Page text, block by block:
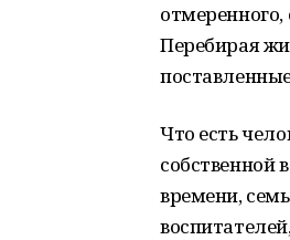
Перебирая
Что есть
собственной
времени,